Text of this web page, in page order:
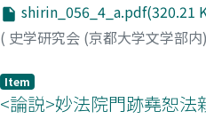
shirin_056_4_a.pdf(320.21
( 史学研究会 (京都大学文学部内)
Item
<論説>妙法院門跡堯恕法